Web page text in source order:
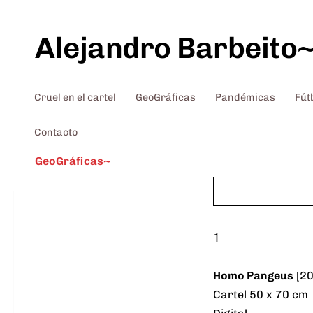
Alejandro
Cruel en el cartel GeoGráficas Pandémicas
Contacto
GeoGráficas~
1
Homo Pangeus
Cartel 50 x 70 cm